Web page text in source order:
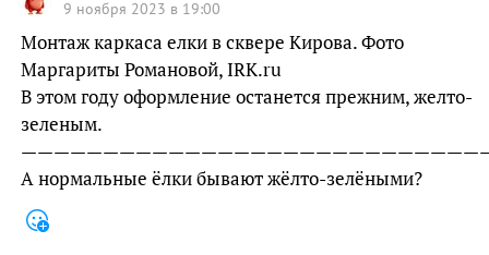
9 ноября 2023 в 19:00
Монтаж каркаса елки в сквере Кирова. Фото
Маргариты Романовой, IRK.ru
В этом году оформление останется прежним, желто-
зеленым.
А нормальные ёлки бывают жёлто-зелёными?